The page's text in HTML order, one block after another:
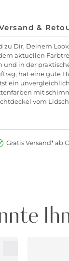
&
zu Dir, Deinem
aktuellen
in der
hat eine gute
ein
mit
vom
Gratis Versand* ab